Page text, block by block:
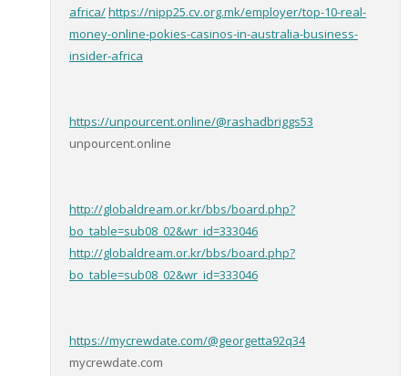
africa/https://nipp25.cv.org.mk/employer/top-10-real-
money-online-pokies-casinos-in-australia-business-
insider-africa
https://unpourcent.online/@rashadbriggs53
unpourcent.online
http://globaldream.or.kr/bbs/board.php?
bo_table=sub08_02&wr_id=333046
http://globaldream.or.kr/bbs/board.php?
bo_table=sub08_02&wr_id=333046
https://mycrewdate.com/@georgetta92q34
mycrewdate.com